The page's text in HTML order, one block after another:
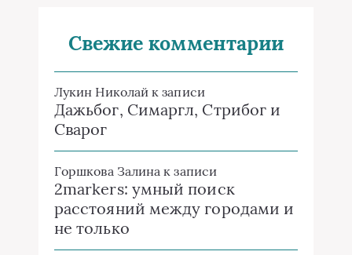
Свежие комментарии
Лукин Николай к записи
Дажьбог, Симаргл, Стрибог и
Сварог
Горшкова Залина к записи
2markers: умный поиск
расстояний между городами и
не только